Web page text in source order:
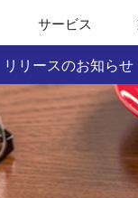
サービス
リリースのお知らせ